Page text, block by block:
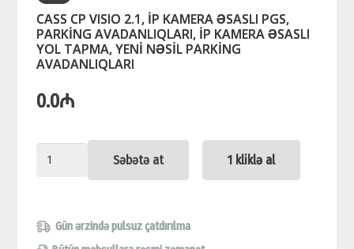
CASS CP VISIO 2.1, İP KAMERA ƏSASLI PGS,
PARKİNG AVADANLIQLARI, İP KAMERA ƏSASLI
YOL TAPMA, YENİ NƏSİL PARKİNG
AVADANLIQLARI
0.0₼
CASS
2.1,
Səbətə at 1 kliklə al
Gün ərzində pulsuz çatdırılma